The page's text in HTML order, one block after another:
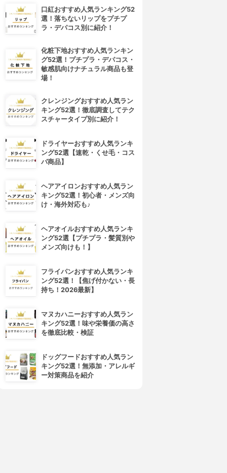
東京甲子社
特製エキシウクリーム
3.89(3)
PROUST(プルースト)
口紅おすすめ人気ランキング52
選！落ちないリップをプチプ
ラ・デパコス別に紹介！
化粧下地おすすめ人気ランキン
グ52選！プチプラ・デパコス・
敏感肌向けナチュラル商品も登
場！
クレンジングおすすめ人気ラン
キング52選！徹底調査してテク
スチャータイプ別に紹介！
ドライヤーおすすめ人気ランキ
ング52選【速乾・くせ毛・コス
パ商品】
ヘアアイロンおすすめ人気ラン
キング52選！初心者・メンズ向
け・海外対応も♪
ヘアオイルおすすめ人気ランキ
ング52選【プチプラ・髪質別や
メンズ向けも！】
フライパンおすすめ人気ランキ
ング52選！【焦げ付かない・長
持ち！2026最新】
マヌカハニーおすすめ人気ラン
キング52選！味や栄養価の高さ
を徹底比較・検証
ドッグフードおすすめ人気ラン
キング52選！無添加・アレルギ
ー対策商品を紹介